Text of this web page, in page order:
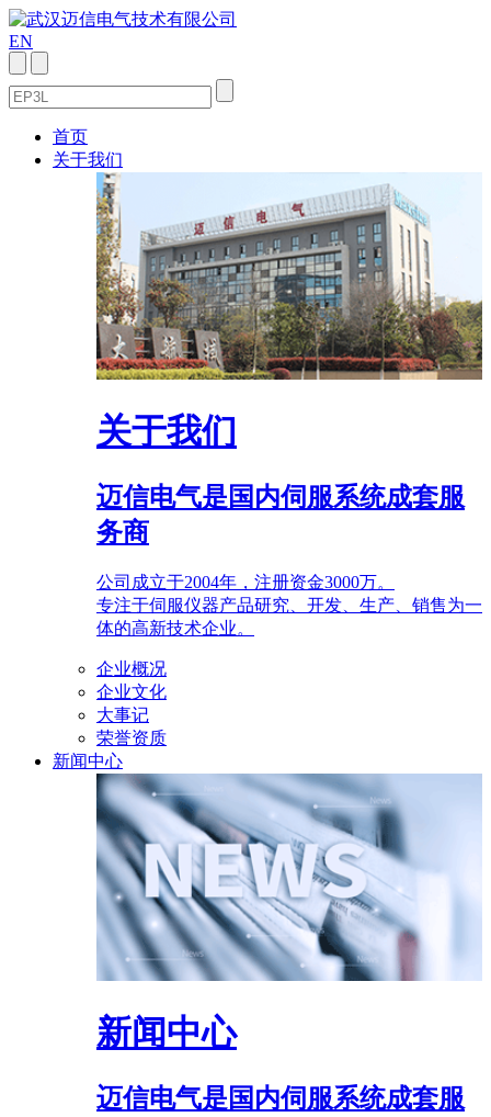
EN
首页
关于我们
关于我们
迈信电气是国内伺服系统成套服
务商
公司成立于2004年，注册资金3000万。
专注于伺服仪器产品研究、开发、生产、销售为一
体的高新技术企业。
企业概况
企业文化
大事记
荣誉资质
新闻中心
新闻中心
迈信电气是国内伺服系统成套服